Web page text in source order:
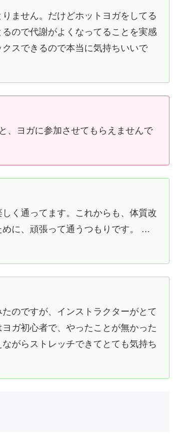
ません。だけどホットヨガをしてる
ので代謝がよくなってることを実感
スできるので本当に気持ちいいで
、ヨガに参加させてもらえませんで
く通ってます。これからも、体質改
に、頑張って通うつもりです。 …
のですが、インストラクターがとて
ガ初心者で、やったことが無かった
がらストレッチできてとても気持ち